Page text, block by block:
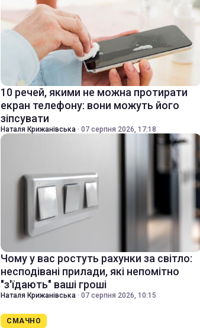
10 речей, якими не можна протирати
екран телефону: вони можуть його
зіпсувати
Наталя Крижанівська · 07 серпня 2026, 17:18
Чому у вас ростуть рахунки за світло:
несподівані прилади, які непомітно
"з'їдають" ваші гроші
Наталя Крижанівська · 07 серпня 2026, 10:15
СМАЧНО